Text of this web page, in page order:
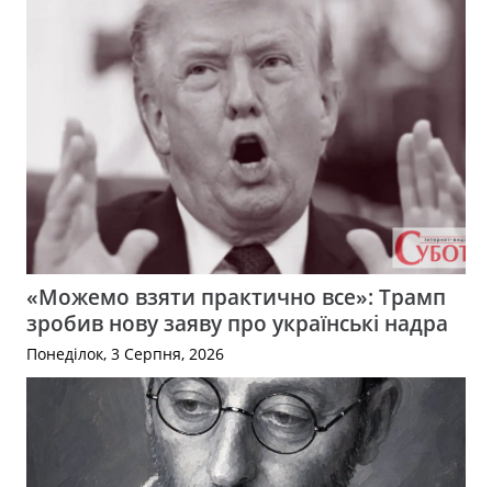
«Можемо взяти практично все»: Трамп
зробив нову заяву про українські надра
Понеділок, 3 Серпня, 2026